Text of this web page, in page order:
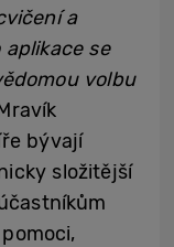
a
se
volbu
bývají
složitější